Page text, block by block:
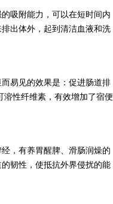
吸附能力，可以在短时间内
出体外，起到清洁血液和洗
易见的效果是：促进肠道排
性纤维素，有效增加了宿便
，有养胃醒脾、滑肠润燥的
韧性，使抵抗外界侵扰的能